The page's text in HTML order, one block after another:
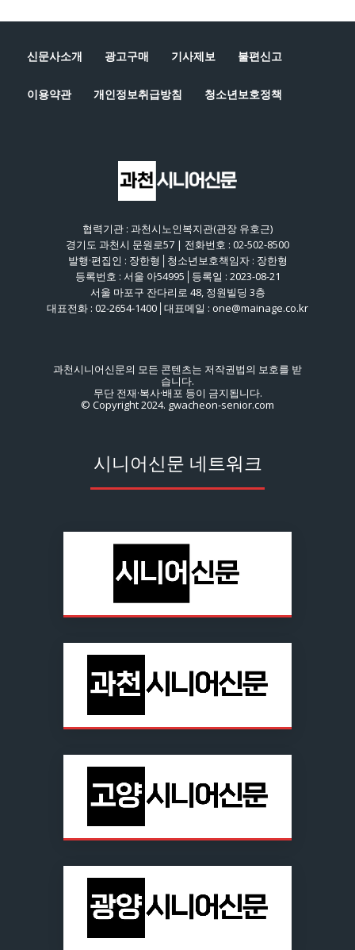
신문사소개 광고구매 기사제보 불편신고
이용약관 개인정보취급방침 청소년보호정책
협력기관 : 과천시노인복지관(관장 유호근)
경기도 과천시 문원로57 | 전화번호 : 02-502-8500
발행·편집인 : 장한형│청소년보호책임자 : 장한형
등록번호 : 서울 아54995│등록일 : 2023-08-21
서울 마포구 잔다리로 48, 정원빌딩 3층
대표전화 : 02-2654-1400│대표메일 : one@mainage.co.kr
과천시니어신문의 모든 콘텐츠는 저작권법의 보호를 받
습니다.
무단 전재·복사·배포 등이 금지됩니다.
© Copyright 2024. gwacheon-senior.com
시니어신문 네트워크